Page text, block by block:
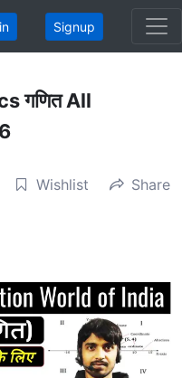
Signup
गणित All
Wishlist Share